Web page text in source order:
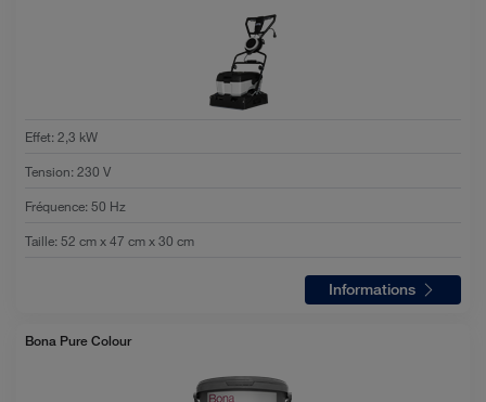
Effet:2,3 kW
Tension:230 V
Fréquence:50 Hz
Taille:52 cm x 47 cm x 30 cm
Informations
Bona Pure Colour